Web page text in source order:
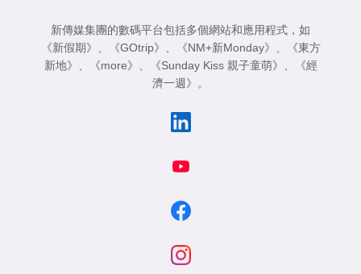
新傳媒集團的數碼平台包括多個網站和應用程式，如
《新假期》 、 《GOtrip》 、 《NM+新Monday》 、
《東方
新地》 、 《more》 、 《Sunday Kiss 親子童萌》 、
《經
濟一週》 。